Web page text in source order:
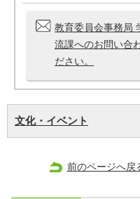
教育委員会事務局
流課へのお問い合
ださい。
文化・イベント
前のページへ戻